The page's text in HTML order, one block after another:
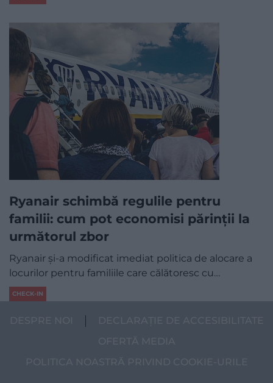
Ryanair schimbă regulile pentru
familii: cum pot economisi părinții la
următorul zbor
Ryanair și-a modificat imediat politica de alocare a
locurilor pentru familiile care călătoresc cu…
CHECK-IN